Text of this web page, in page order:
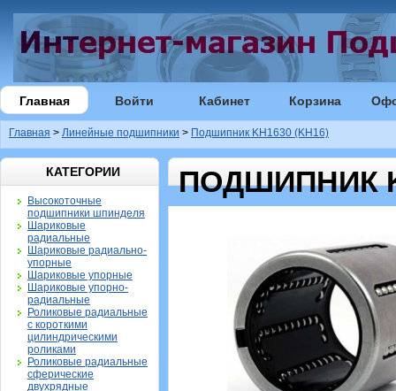
Главная Войти Кабинет Корзина
Главная > Линейные подшипники > Подшипник KH1630 (KH16)
КАТЕГОРИИ
Высокоточные
подшипники шпинделя
Шариковые
радиальные
Шариковые радиально-
упорные
Шариковые упорные
Шариковые упорно-
радиальные
Роликовые радиальные
с короткими
цилиндрическими
роликами
Роликовые радиальные
сферические
двухрядные
ПОДШИПНИК